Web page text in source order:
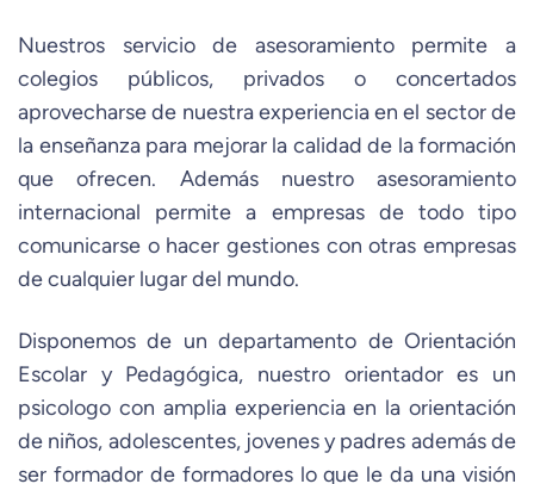
Nuestros servicio de asesoramiento permite a
colegios públicos, privados o concertados
aprovecharse de nuestra experiencia en el sector de
la enseñanza para mejorar la calidad de la formación
que ofrecen. Además nuestro asesoramiento
internacional permite a empresas de todo tipo
comunicarse o hacer gestiones con otras empresas
de cualquier lugar del mundo.
Disponemos de un departamento de Orientación
Escolar y Pedagógica, nuestro orientador es un
psicologo con amplia experiencia en la orientación
de niños, adolescentes, jovenes y padres además de
ser formador de formadores lo que le da una visión